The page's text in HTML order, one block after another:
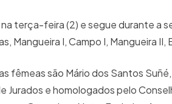
terça-feira (2) e segue durante a
Mangueira I, Campo I, Mangueira
fêmeas são Mário dos Santos
Jurados e homologados pelo